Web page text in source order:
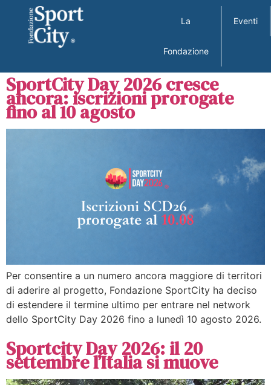
La
Fondazione
Eventi
SportCity Day 2026 cresce
ancora: iscrizioni prorogate
fino al 10 agosto
Per consentire a un numero ancora maggiore di territori
di aderire al progetto, Fondazione SportCity ha deciso
di estendere il termine ultimo per entrare nel network
dello SportCity Day 2026 fino a lunedì 10 agosto 2026.
Sportcity Day 2026: il 20
settembre l’Italia si muove